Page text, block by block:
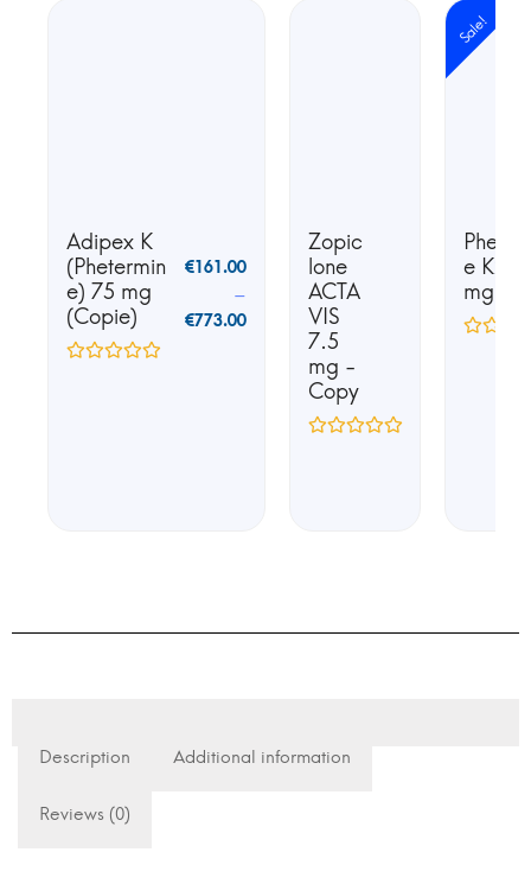
Adipex K
(Phetermin
e) 75 mg
(Copie)
€161.00
–
€773.00
Zopic
lone
ACTA
VIS
7.5
mg -
Copy
Sale!
e K25
mg
Description Additional information
Reviews (0)